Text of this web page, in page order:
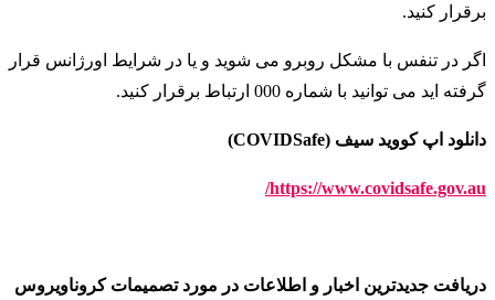
برقرار کنید.
اگر در تنفس با مشکل روبرو می شوید و یا در شرایط اورژانس قرار
گرفته اید می توانید با شماره 000 ارتباط برقرار کنید
.
دانلود اپ کووید سیف (COVIDSafe)
https://www.covidsafe.gov.au/
دریافت جدیدترین اخبار و اطلاعات در مورد تصمیمات کروناویروس